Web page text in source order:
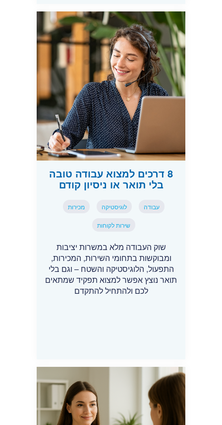
8 דרכים למצוא עבודה טובה
בלי תואר או ניסיון קודם
עבודה לוגיסטיקה מכירות
שירות לקוחות
שוק העבודה מלא במשרות יציבות
ומבוקשות בתחומי השירות, המכירות,
התפעול, הלוגיסטיקה והשטח – וגם בלי
תואר נוצץ אפשר למצוא תפקיד שמתאים
לכם ולהתחיל להתקדם